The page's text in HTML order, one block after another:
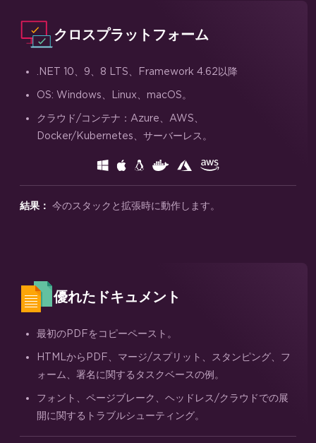
クロスプラットフォーム
.NET 10、9、8 LTS、Framework 4.62以降
OS: Windows、Linux、macOS。
クラウド/コンテナ：Azure、AWS、
Docker/Kubernetes、サーバーレス。
結果： 今のスタックと拡張時に動作します。
優れたドキュメント
最初のPDFをコピーペースト。
HTMLからPDF、マージ/スプリット、スタンピング、フ
ォーム、署名に関するタスクベースの例。
フォント、ページブレーク、ヘッドレス/クラウドでの展
開に関するトラブルシューティング。